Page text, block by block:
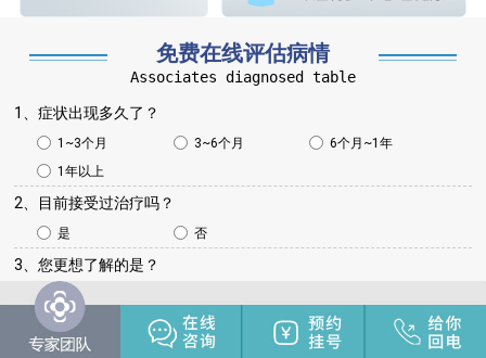
免费在线评估病情
Associates diagnosed table
1、症状出现多久了？
1~3个月 3~6个月
6个月~1年
1年以上
2、目前接受过治疗吗？
是 否
3、您更想了解的是？
病情咨询
治疗周期
其他